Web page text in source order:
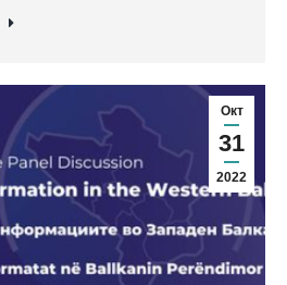
Окт
31
2022